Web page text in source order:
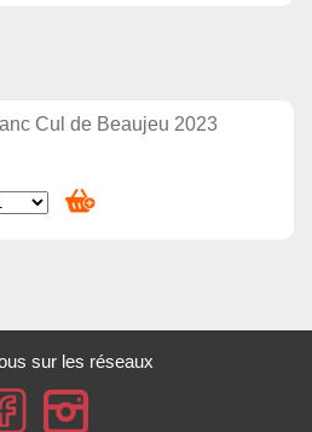
Cul de Beaujeu 2023
sur les réseaux